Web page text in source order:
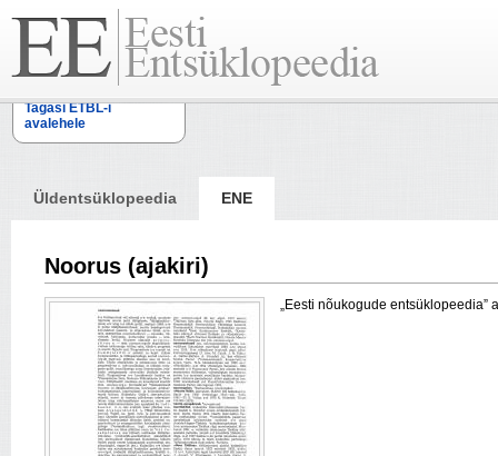
Tagasi ETBL-i
avalehele
Üldentsüklopeedia ENE
Noorus (ajakiri)
„Eesti nõukogude entsüklopeedia”